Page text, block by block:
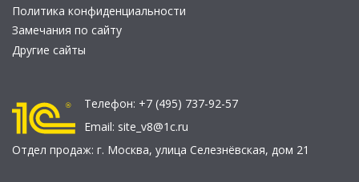
Политика конфиденциальности
Замечания по сайту
Другие сайты
Телефон: +7 (495) 737-92-57
Email: site_v8@1c.ru
Отдел продаж: г. Москва, улица Селезнёвская, дом 21